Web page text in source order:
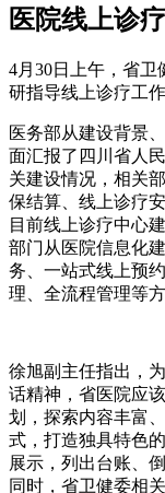
医院线上诊
4月30日上午，省卫
研指导线上诊疗工作
医务部从建设背景
面汇报了四川省人
关建设情况，相关
保结算、线上诊疗
目前线上诊疗中心
部门从医院信息化
务、一站式线上预
理、全流程管理等
徐旭副主任指出，
话精神，省医院应
划，探索内容丰富
式，打造独具特色
展示，列出台账、
同时，省卫健委相